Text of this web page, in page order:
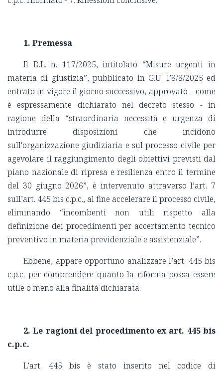
1. Premessa
Il D.L. n. 117/2025, intitolato “Misure urgenti in
materia di giustizia”, pubblicato in G.U. l’8/8/2025 ed
entrato in vigore il giorno successivo, approvato – come
è espressamente dichiarato nel decreto stesso - in
ragione della “straordinaria necessità e urgenza di
introdurre disposizioni che incidono
sull'organizzazione giudiziaria e sul processo civile per
agevolare il raggiungimento degli obiettivi previsti dal
piano nazionale di ripresa e resilienza entro il termine
del 30 giugno 2026”, è intervenuto attraverso l’art. 7
sull’art. 445 bis c.p.c., al fine accelerare il processo civile,
eliminando “incombenti non utili rispetto alla
definizione dei procedimenti per accertamento tecnico
preventivo in materia previdenziale e assistenziale”.
Ebbene, appare opportuno analizzare l’art. 445 bis
c.p.c. per comprendere quanto la riforma possa essere
utile o meno alla finalità dichiarata.
2. Le ragioni del procedimento ex art. 445 bis
c.p.c.
L’art. 445 bis è stato inserito nel codice di